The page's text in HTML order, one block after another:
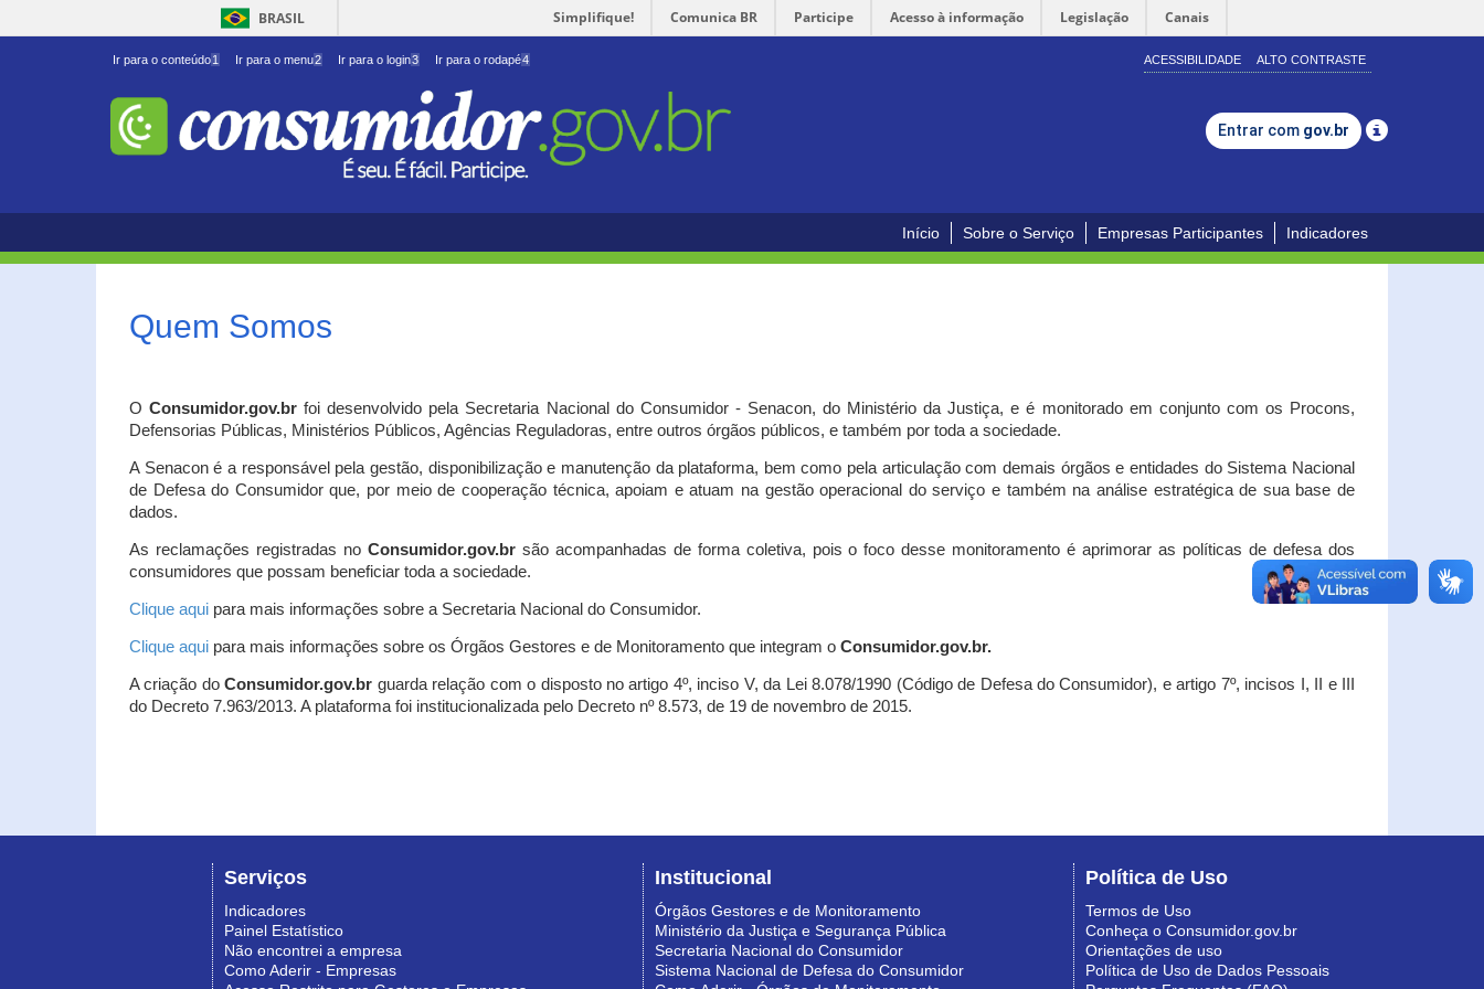
BRASIL Simplifique! Comunica BR Participe Acesso à informação Legislação Canais
Ir para o conteúdo1 Ir para o menu2 Ir para o login3 Ir para o rodapé4 ACESSIBILIDADE ALTO CONTRASTE
Entrar com gov.br
Início Sobre o Serviço Empresas Participantes Indicadores
Quem Somos
OConsumidor.gov.br foi desenvolvido pela Secretaria Nacional do Consumidor - Senacon, do Ministério da Justiça, e é monitorado em conjunto com os Procons,
Defensorias Públicas, Ministérios Públicos, Agências Reguladoras, entre outros órgãos públicos, e também por toda a sociedade.
A Senacon é a responsável pela gestão, disponibilização e manutenção da plataforma, bem como pela articulação com demais órgãos e entidades do Sistema Nacional
de Defesa do Consumidor que, por meio de cooperação técnica, apoiam e atuam na gestão operacional do serviço e também na análise estratégica de sua base de
dados.
As reclamações registradas no Consumidor.gov.brsão acompanhadas de forma coletiva, pois o foco desse monitoramento é aprimorar as políticas de defesa dos
consumidores que possam beneficiar toda a sociedade.
Clique aqui para mais informações sobre a Secretaria Nacional do Consumidor.
Clique aqui para mais informações sobre os Órgãos Gestores e de Monitoramento que integram o Consumidor.gov.br.
A criação doConsumidor.gov.br guarda relação com o disposto no artigo 4º, inciso V, da Lei 8.078/1990 (Código de Defesa do Consumidor), e artigo 7º, incisos I, II e III
do Decreto 7.963/2013. A plataforma foi institucionalizada pelo Decreto nº 8.573, de 19 de novembro de 2015.
Serviços
Indicadores
Painel Estatístico
Não encontrei a empresa
Como Aderir - Empresas
Institucional
Órgãos Gestores e de Monitoramento
Ministério da Justiça e Segurança Pública
Secretaria Nacional do Consumidor
Sistema Nacional de Defesa do Consumidor
Política de Uso
Termos de Uso
Conheça o Consumidor.gov.br
Orientações de uso
Política de Uso de Dados Pessoais